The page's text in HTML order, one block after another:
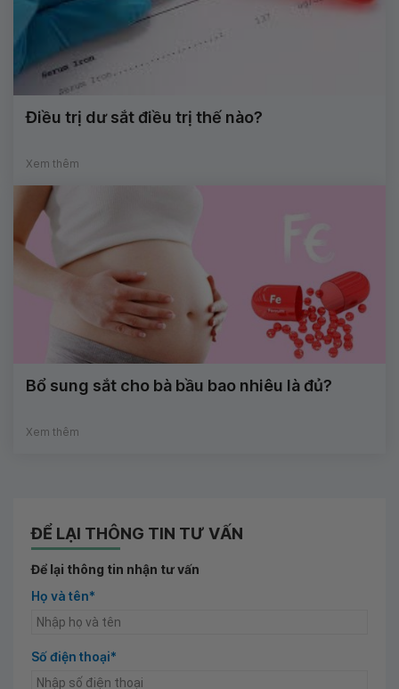
Điều trị dư sắt điều trị thế nào?
Xem thêm
Bổ sung sắt cho bà bầu bao nhiêu là đủ?
Xem thêm
ĐỂ LẠI THÔNG TIN TƯ VẤN
Để lại thông tin nhận tư vấn
Họ và tên*
Số điện thoại*